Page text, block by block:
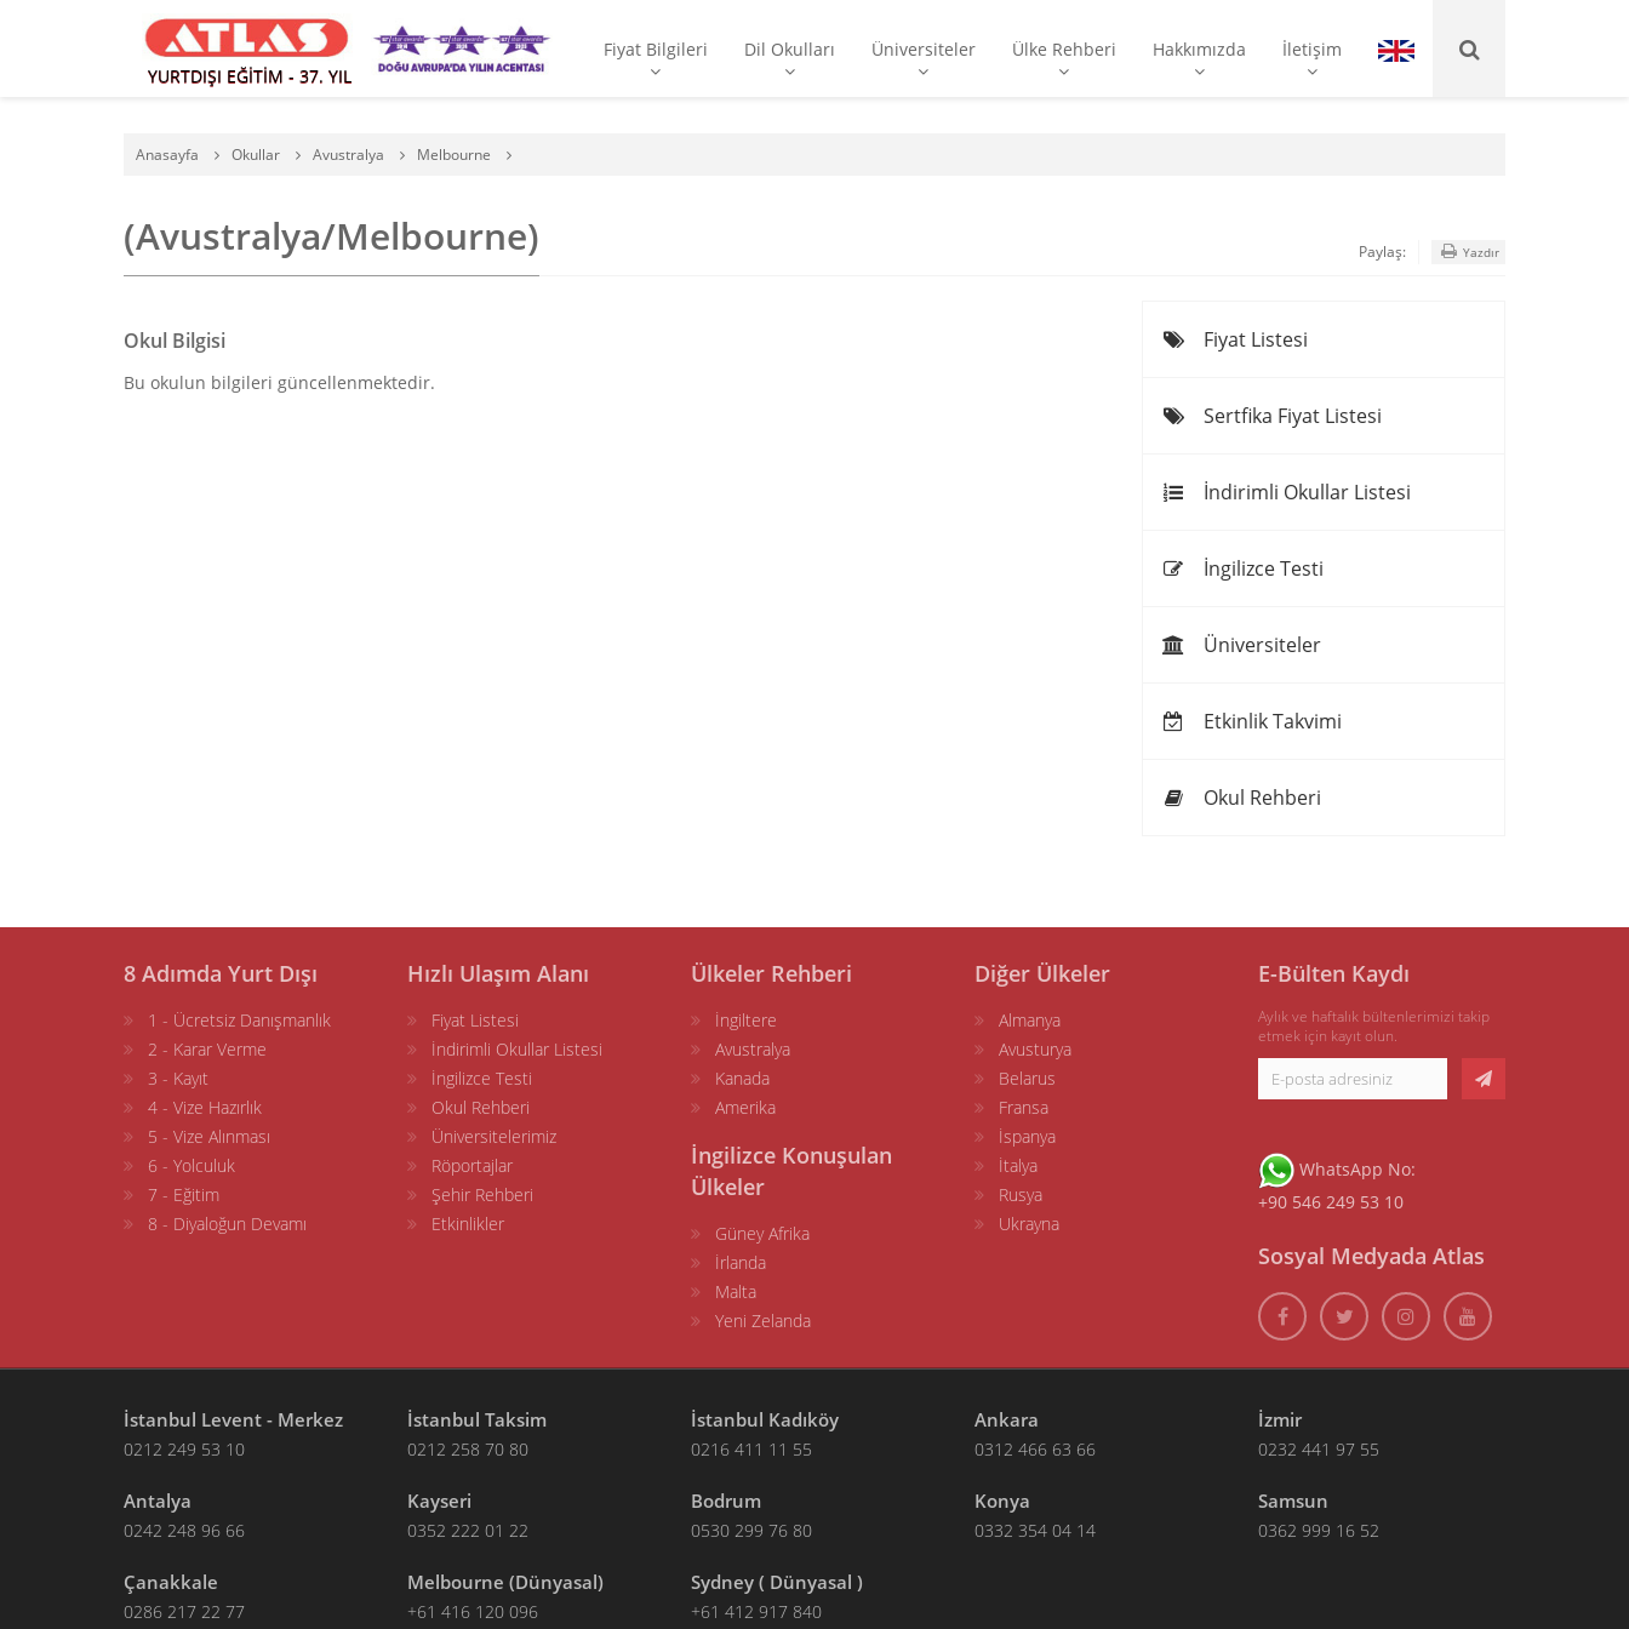
YURTDIŞI EĞİTİM - 37. YIL
Fiyat Bilgileri Dil Okulları Üniversiteler Ülke Rehberi Hakkımızda İletişim
Anasayfa Okullar Avustralya Melbourne
(Avustralya/Melbourne) Paylaş: Yazdır
Okul Bilgisi
Bu okulun bilgileri güncellenmektedir.
Fiyat Listesi
Sertfika Fiyat Listesi
İndirimli Okullar Listesi
İngilizce Testi
Üniversiteler
Etkinlik Takvimi
Okul Rehberi
8 Adımda Yurt Dışı
1 - Ücretsiz Danışmanlık
2 - Karar Verme
3 - Kayıt
4 - Vize Hazırlık
5 - Vize Alınması
6 - Yolculuk
7 - Eğitim
8 - Diyaloğun Devamı
Hızlı Ulaşım Alanı
Fiyat Listesi
İndirimli Okullar Listesi
İngilizce Testi
Okul Rehberi
Üniversitelerimiz
Röportajlar
Şehir Rehberi
Etkinlikler
Ülkeler Rehberi
İngiltere
Avustralya
Kanada
Amerika
İngilizce Konuşulan
Ülkeler
Güney Afrika
İrlanda
Malta
Yeni Zelanda
Diğer Ülkeler
Almanya
Avusturya
Belarus
Fransa
İspanya
İtalya
Rusya
Ukrayna
E-Bülten Kaydı
Aylık ve haftalık bültenlerimizi takip
etmek için kayıt olun.
WhatsApp No:
+90 546 249 53 10
Sosyal Medyada Atlas
İstanbul Levent - Merkez
0212 249 53 10
İstanbul Taksim
0212 258 70 80
İstanbul Kadıköy
0216 411 11 55
Ankara
0312 466 63 66
İzmir
0232 441 97 55
Antalya
0242 248 96 66
Kayseri
0352 222 01 22
Bodrum
0530 299 76 80
Konya
0332 354 04 14
Samsun
0362 999 16 52
Çanakkale
0286 217 22 77
Melbourne (Dünyasal)
+61 416 120 096
Sydney ( Dünyasal )
+61 412 917 840